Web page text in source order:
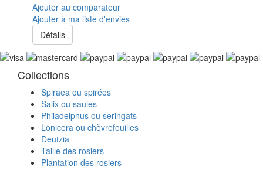
Ajouter au comparateur
Ajouter à ma liste d'envies
Détails
Collections
Spiraea ou spirées
Salix ou saules
Philadelphus ou seringats
Lonicera ou chèvrefeuilles
Deutzia
Taille des rosiers
Plantation des rosiers